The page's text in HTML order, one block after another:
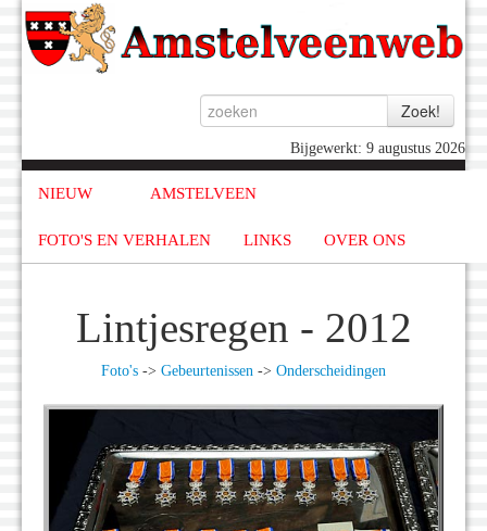
Bijgewerkt: 9 augustus 2026
NIEUW AMSTELVEEN
FOTO'S EN VERHALEN LINKS OVER ONS
Lintjesregen - 2012
Foto's -> Gebeurtenissen -> Onderscheidingen